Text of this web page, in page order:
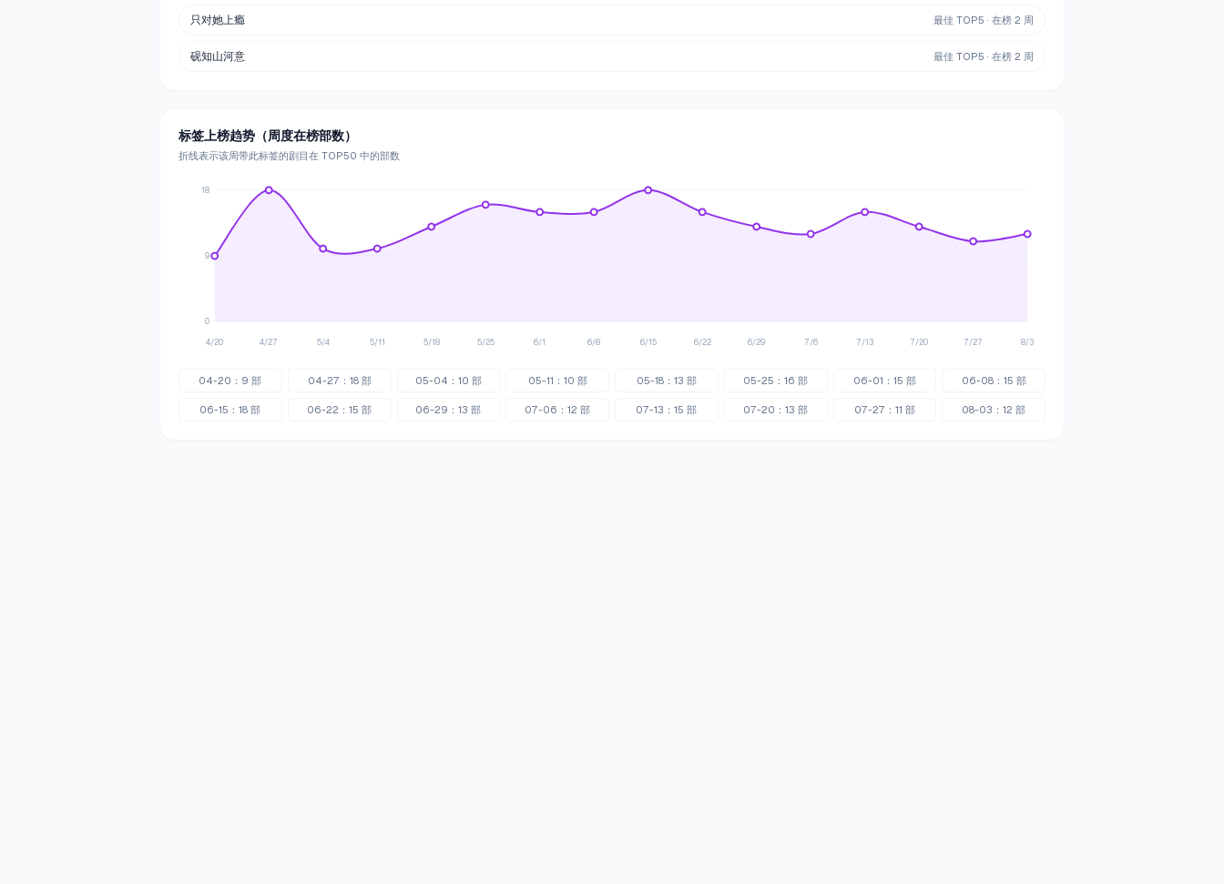
只对她上瘾 最佳 TOP5 · 在榜 2 周
砚知山河意 最佳 TOP5 · 在榜 2 周
标签上榜趋势（周度在榜部数）
折线表示该周带此标签的剧目在 TOP50 中的部数
0
9
18
4/20 4/27 5/4 5/11 5/18 5/25 6/1 6/8 6/15 6/22 6/29 7/6 7/13 7/20 7/27 8/3
04-20 ： 9 部 04-27 ： 18部 05-04 ： 10 部 05-11 ： 10 部 05-18： 13 部 05-25 ：16 部 06-01 ： 15 部 06-08： 15 部
06-15 ：18 部 06-22 ：15 部 06-29 ：13 部 07-06 ：12 部 07-13 ：15 部 07-20 ：13 部 07-27 ： 11 部 08-03 ：12 部